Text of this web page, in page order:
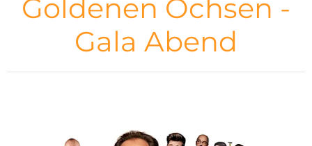
Goldenen Ochsen -
Gala Abend